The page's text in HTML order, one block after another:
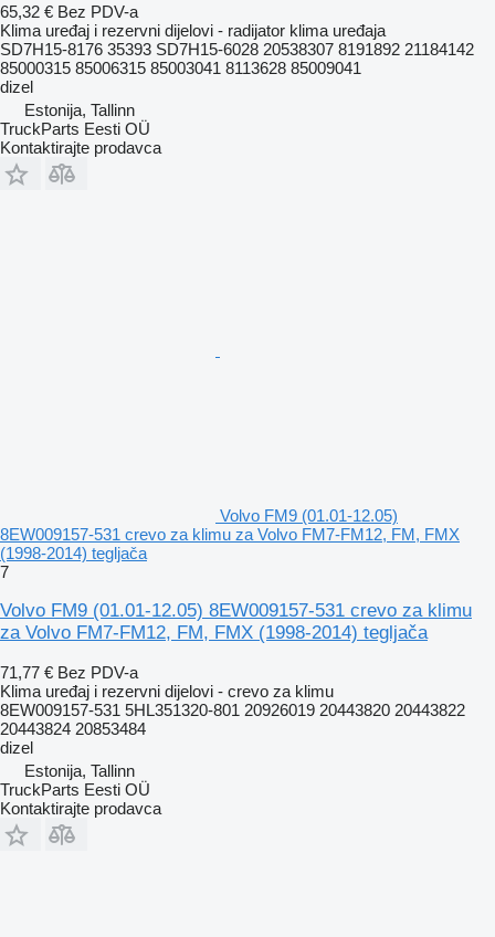
65,32 € Bez PDV-a
Klima uređaj i rezervni dijelovi - radijator klima uređaja
SD7H15-8176 35393 SD7H15-6028 20538307 8191892 21184142
85000315 85006315 85003041 8113628 85009041
dizel
Estonija, Tallinn
TruckParts Eesti OÜ
Kontaktirajte prodavca
Volvo FM9 (01.01-12.05)
8EW009157-531 crevo za klimu za Volvo FM7-FM12, FM, FMX
(1998-2014) tegljača
7
Volvo FM9 (01.01-12.05) 8EW009157-531 crevo za klimu
za Volvo FM7-FM12, FM, FMX (1998-2014) tegljača
71,77 € Bez PDV-a
Klima uređaj i rezervni dijelovi - crevo za klimu
8EW009157-531 5HL351320-801 20926019 20443820 20443822
20443824 20853484
dizel
Estonija, Tallinn
TruckParts Eesti OÜ
Kontaktirajte prodavca